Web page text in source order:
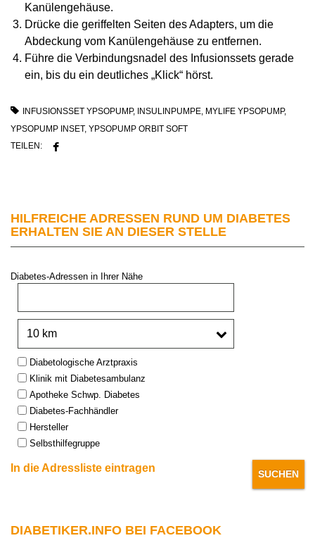
Kanülengehäuse.
Drücke die geriffelten Seiten des Adapters, um die
Abdeckung vom Kanülengehäuse zu entfernen.
Führe die Verbindungsnadel des Infusionssets gerade
ein, bis du ein deutliches „Klick“ hörst.
INFUSIONSSET YPSOPUMP, INSULINPUMPE, MYLIFE YPSOPUMP,
YPSOPUMP INSET, YPSOPUMP ORBIT SOFT
TEILEN:
HILFREICHE ADRESSEN RUND UM DIABETES
ERHALTEN SIE AN DIESER STELLE
Diabetes-Adressen in Ihrer Nähe
Type:Diabetologische Arztpraxis
Klinik mit Diabetesambulanz
Apotheke Schwp. Diabetes
Diabetes-Fachhändler
Hersteller
Selbsthilfegruppe
In die Adressliste eintragen
DIABETIKER.INFO BEI FACEBOOK